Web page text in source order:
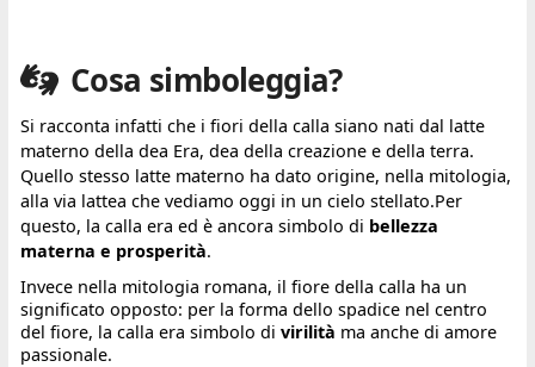
Cosa simboleggia?
Si racconta infatti che i fiori della calla siano nati dal latte
materno della dea Era, dea della creazione e della terra.
Quello stesso latte materno ha dato origine, nella mitologia,
alla via lattea che vediamo oggi in un cielo stellato.Per
questo, la calla era ed è ancora simbolo di bellezza
materna e prosperità.
Invece nella mitologia romana, il fiore della calla ha un
significato opposto: per la forma dello spadice nel centro
del fiore, la calla era simbolo di virilità ma anche di amore
passionale.